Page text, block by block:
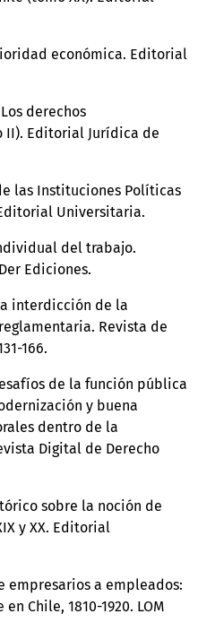
económica. Editorial
derechos
II). Editorial Jurídica de
las Instituciones Políticas
Universitaria.
del trabajo.
Ediciones.
interdicción de la
Revista de
166.
de la función pública
y buena
dentro de la
Digital de Derecho
sobre la noción de
y XX. Editorial
empresarios a empleados:
Chile, 1810-1920. LOM